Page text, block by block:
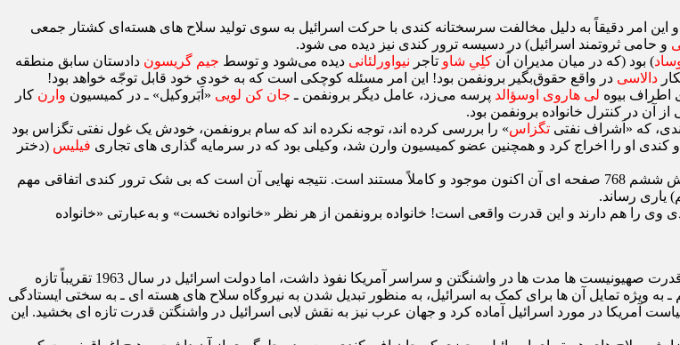
امر دقیقاً به دلیل مخالفت سرسختانه کندی با حرکت اسرائیل به سوی تولید سلاح ‌های هسته‌ای کشتار جمعی
و حامی ثروتمند اسرائیل) در دسیسه ترور کندی نیز دیده می ‌شود.
) بود (که در میان مدیران آن کلِیِ شاو تاجر نیواورلئانی دیده می‌شود و توسط جیم گریسون دادستان سابق منطقه
دالاسی در واقع حقوق‌بگیر برونفمن بود! این امر مسئله کوچکی است که به خودی خود قابل توجّه خواهد بود!
اطراف بیوه لی هاروی اوسؤالد پرسه می‌زد، عامل دیگر برونفمن ـ جان کن لویی «اَبَروکیل» ـ در کمیسیون وارن کار
آن در کنترل خانواده برونفمن بود.
که «اَشراف نفتی تگزاس» را بررسی کرده ‌اند، توجه نکرده ‌اند که سام برونفمن، خودش یک غول نفتی تگزاس بود
فیلیس (دختر
کسانی که می ‌خواهند داستان را بدانند، باید به کتاب «قضاوت نهایی»17رجوع کنند که ویرایش ششم 768 صفحه ‌ای آن اکنون موجود و کاملاً مستند است. نتیجه نهایی آن است که بی ‌شک ترور کندی اتفاقی مهم
یاری رساند.
وی را هم دارند و این قدرت واقعی است! خانواده برونفمن از هر نظر «خانواده نخست» و به‌عبارتی «خانواده
به راستی نقطه‌ ی عطفی در نظام آمریکا و در واقع جهان بود. اگرچه قدرت صهیونیست ‌ها مدت‌ ها در واشنگتن و سراسر آمریکا نفوذ داشت، اما دولت اسرائیل در سال 1963 تقریباً تازه
ویژه تمایل آن ‌ها برای کمک به اسرائیل، به منظور تبدیل شدن به نیروگاه سلاح های هسته ‌ای ـ به سختی ایستادگی
آمریکا در مورد اسرائیل آماده کرد و جهان عرب نیز به نقش لابی اسرائیل در واشنگتن قدرت تازه ‌ای بخشید. این